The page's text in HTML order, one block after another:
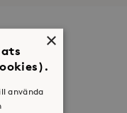
×
använda